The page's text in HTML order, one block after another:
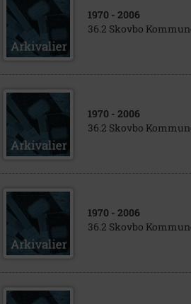
1970 - 2006
36.2 Skovbo
1970 - 2006
36.2 Skovbo
1970 - 2006
36.2 Skovbo